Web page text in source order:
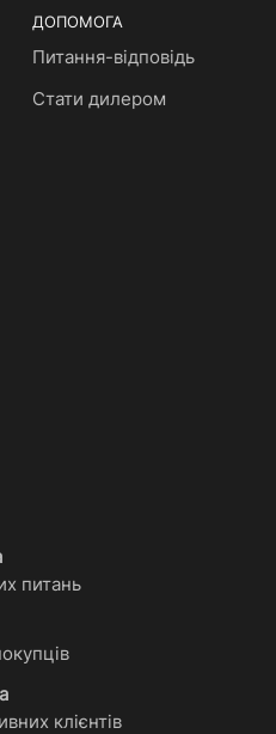
ДОПОМОГА
Питання-відповідь
Стати дилером
питань
клієнтів